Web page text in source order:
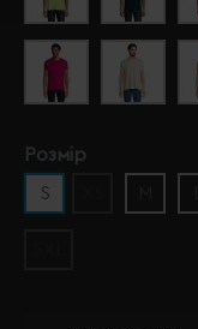
Розмір
S